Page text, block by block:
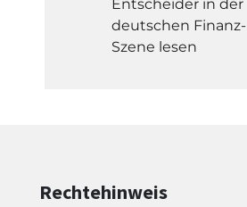
Entscheider in der
deutschen Finanz-
Szene lesen
Rechtehinweis